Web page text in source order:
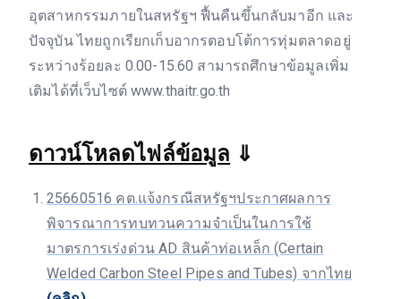
อุตสาหกรรมภายในสหรัฐฯ ฟื้นคืนขึ้นกลับมาอีก และ
ปัจจุบัน ไทยถูกเรียกเก็บอากรตอบโต้การทุ่มตลาดอยู่
ระหว่างร้อยละ 0.00-15.60 สามารถศึกษาข้อมูลเพิ่ม
เติมได้ที่เว็บไซต์ www.thaitr.go.th
ดาวน์โหลดไฟล์ข้อมูล ⇓
25660516 คต.แจ้งกรณีสหรัฐฯประกาศผลการ
พิจารณาการทบทวนความจำเป็นในการใช้
มาตรการเร่งด่วน AD สินค้าท่อเหล็ก (Certain
Welded Carbon Steel Pipes and Tubes) จากไทย